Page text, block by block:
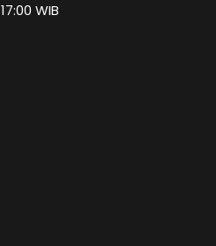
WIB